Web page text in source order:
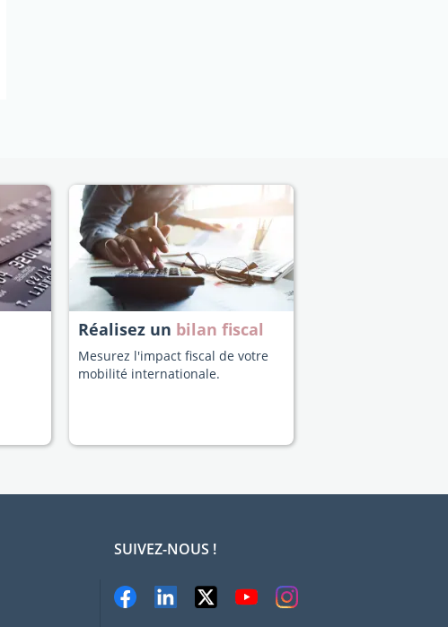
Réalisez un bilan fiscal
Mesurez l'impact fiscal de votre
mobilité internationale.
SUIVEZ-NOUS !